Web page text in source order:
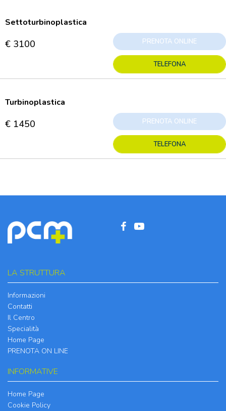
Settoturbinoplastica
€ 3100 PRENOTA ONLINE
TELEFONA
Turbinoplastica
€ 1450 PRENOTA ONLINE
TELEFONA
LA STRUTTURA
Informazioni
Contatti
Il Centro
Specialità
Home Page
PRENOTA ON LINE
INFORMATIVE
Home Page
Cookie Policy